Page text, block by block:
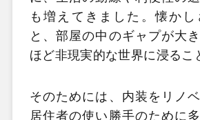
も増えてきました。懐か
と、部屋の中のギャプが大
ほど非現実的な世界に浸るこ
そのためには、内装をリノ
居住者の使い勝手のために